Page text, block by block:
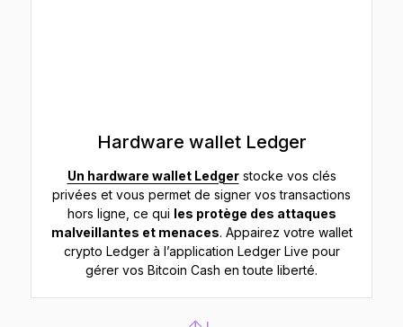
Hardware wallet Ledger
Un hardware wallet Ledgerstocke vos clés
privées et vous permet de signer vos transactions
hors ligne, ce qui les protège des attaques
malveillantes et menaces. Appairez votre wallet
crypto Ledger à l’application Ledger Live pour
gérer vos Bitcoin Cash en toute liberté.